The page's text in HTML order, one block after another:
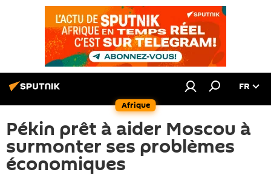
Afrique
FR
Pékin prêt à aider Moscou à
surmonter ses problèmes
économiques